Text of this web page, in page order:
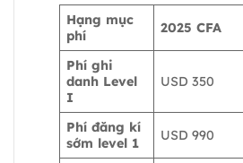
Hạng mục
phí
2025 CFA
Phí ghi
danh Level
I
USD 350
Phí đăng kí
sớm level 1
USD 990